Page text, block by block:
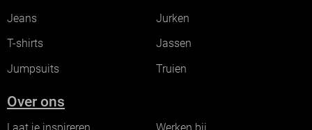
Jeans
Jurken
T-shirts
Jassen
Jumpsuits
Truien
Over ons